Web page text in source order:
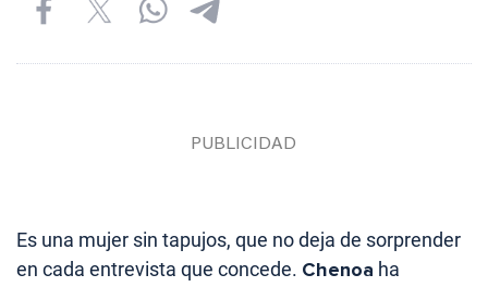
Es una mujer sin tapujos, que no deja de sorprender
en cada entrevista que concede. Chenoa ha